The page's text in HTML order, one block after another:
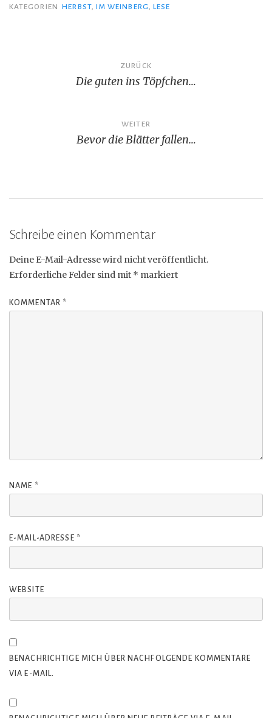
KATEGORIEN HERBST, IM WEINBERG, LESE
Beitragsnavigation
ZURÜCK
Die guten ins Töpfchen…
WEITER
Bevor die Blätter fallen…
Schreibe einen Kommentar
Deine E-Mail-Adresse wird nicht veröffentlicht.
Erforderliche Felder sind mit * markiert
KOMMENTAR *
NAME *
E-MAIL-ADRESSE *
WEBSITE
BENACHRICHTIGE MICH ÜBER NACHFOLGENDE KOMMENTARE
VIA E-MAIL.